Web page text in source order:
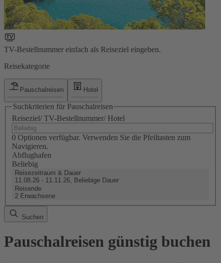
TV-Bestellnummer einfach als Reiseziel eingeben.
Reisekategorie
Pauschalreisen Hotel
Suchkriterien für Pauschalreisen
Reiseziel/ TV-Bestellnummer/ Hotel
0 Optionen verfügbar. Verwenden Sie die Pfeiltasten zum
Navigieren.
Abflughafen
Beliebig
Reisezeitraum & Dauer
11.08.26 - 11.11.26, Beliebige Dauer
Reisende
2 Erwachsene
Suchen
Pauschalreisen günstig buchen